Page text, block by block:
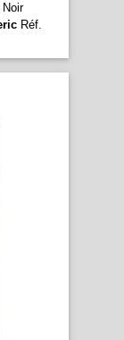
Réf.